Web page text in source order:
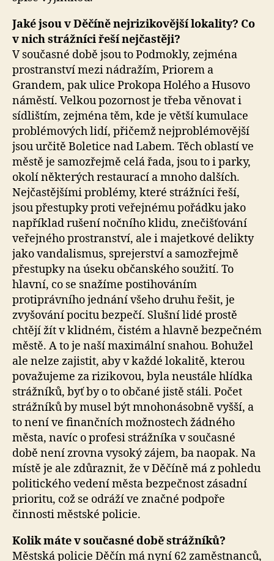
Jaké jsou v Děčíně nejrizikovější lokality? Co
v nich strážníci řeší nejčastěji?
V současné době jsou to Podmokly, zejména
prostranství mezi nádražím, Priorem a
Grandem, pak ulice Prokopa Holého a Husovo
náměstí. Velkou pozornost je třeba věnovat i
sídlištím, zejména těm, kde je větší kumulace
problémových lidí, přičemž nejproblémovější
jsou určitě Boletice nad Labem. Těch oblastí ve
městě je samozřejmě celá řada, jsou to i parky,
okolí některých restaurací a mnoho dalších.
Nejčastějšími problémy, které strážníci řeší,
jsou přestupky proti veřejnému pořádku jako
například rušení nočního klidu, znečišťování
veřejného prostranství, ale i majetkové delikty
jako vandalismus, sprejerství a samozřejmě
přestupky na úseku občanského soužití. To
hlavní, co se snažíme postihováním
protiprávního jednání všeho druhu řešit, je
zvyšování pocitu bezpečí. Slušní lidé prostě
chtějí žít v klidném, čistém a hlavně bezpečném
městě. A to je naší maximální snahou. Bohužel
ale nelze zajistit, aby v každé lokalitě, kterou
považujeme za rizikovou, byla neustále hlídka
strážníků, byť by o to občané jistě stáli. Počet
strážníků by musel být mnohonásobně vyšší, a
to není ve finančních možnostech žádného
města, navíc o profesi strážníka v současné
době není zrovna vysoký zájem, ba naopak. Na
místě je ale zdůraznit, že v Děčíně má z pohledu
politického vedení města bezpečnost zásadní
prioritu, což se odráží ve značné podpoře
činnosti městské policie.
Kolik máte v současné době strážníků?
Městská policie Děčín má nyní 62 zaměstnanců,